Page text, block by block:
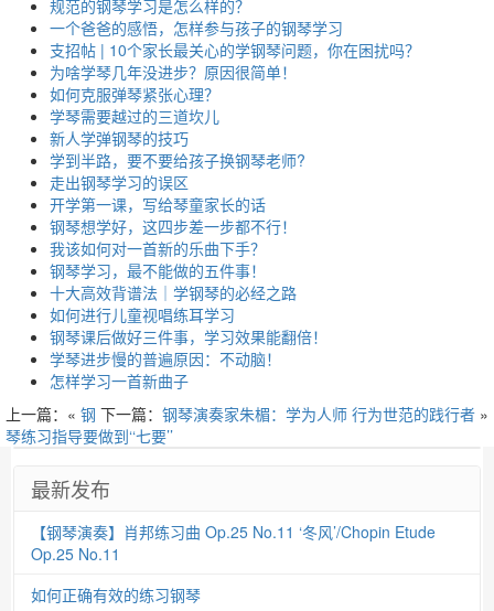
规范的钢琴学习是怎么样的？
一个爸爸的感悟，怎样参与孩子的钢琴学习
支招帖 | 10个家长最关心的学钢琴问题，你在困扰吗？
为啥学琴几年没进步？原因很简单！
如何克服弹琴紧张心理？
学琴需要越过的三道坎儿
新人学弹钢琴的技巧
学到半路，要不要给孩子换钢琴老师?
走出钢琴学习的误区
开学第一课，写给琴童家长的话
钢琴想学好，这四步差一步都不行！
我该如何对一首新的乐曲下手？
钢琴学习，最不能做的五件事！
十大高效背谱法｜学钢琴的必经之路
如何进行儿童视唱练耳学习
钢琴课后做好三件事，学习效果能翻倍！
学琴进步慢的普遍原因：不动脑！
怎样学习一首新曲子
下一篇： 钢琴演奏家朱楣：学为人师 行为世范的践行者 »
上一篇：« 钢
琴练习指导要做到‘‘七要’’
最新发布
【钢琴演奏】肖邦练习曲 Op.25 No.11 ‘冬风’/Chopin Etude
Op.25 No.11
如何正确有效的练习钢琴